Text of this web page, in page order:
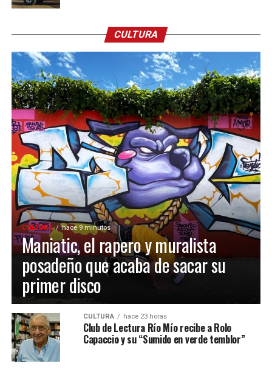
CULTURA
CULTURA hace 9 minutos
Maniatic, el rapero y muralista
posadeño que acaba de sacar su
primer disco
CULTURA hace 23 horas
Club de Lectura Río Mío recibe a Rolo
Capaccio y su “Sumido en verde temblor”